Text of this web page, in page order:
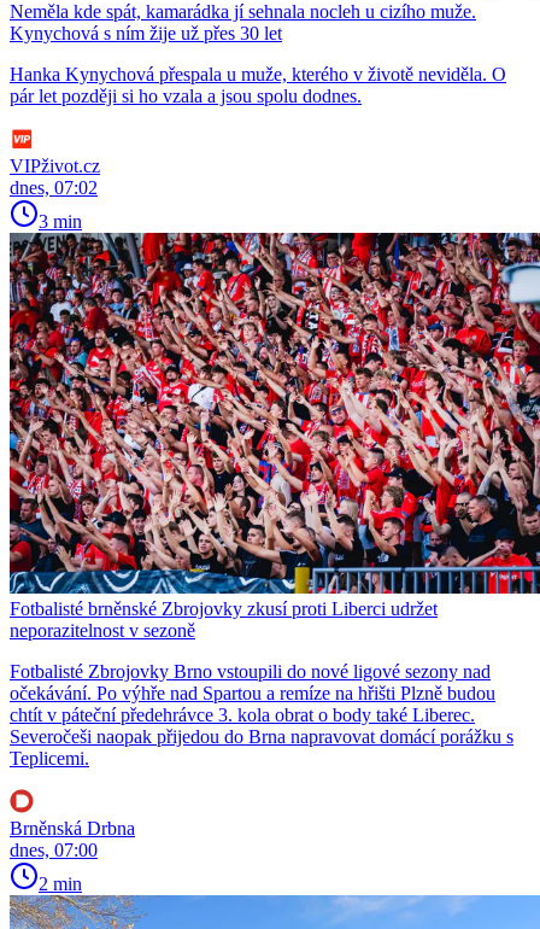
Neměla kde spát, kamarádka jí sehnala nocleh u cizího muže.
Kynychová s ním žije už přes 30 let
Hanka Kynychová přespala u muže, kterého v životě neviděla. O
pár let později si ho vzala a jsou spolu dodnes.
VIPživot.cz
dnes, 07:02
3 min
Fotbalisté brněnské Zbrojovky zkusí proti Liberci udržet
neporazitelnost v sezoně
Fotbalisté Zbrojovky Brno vstoupili do nové ligové sezony nad
očekávání. Po výhře nad Spartou a remíze na hřišti Plzně budou
chtít v páteční předehrávce 3. kola obrat o body také Liberec.
Severočeši naopak přijedou do Brna napravovat domácí porážku s
Teplicemi.
Brněnská Drbna
dnes, 07:00
2 min